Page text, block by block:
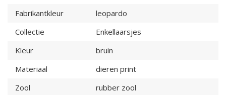
Fabrikantkleur
leopardo
Collectie
Enkellaarsjes
Kleur
bruin
Materiaal
dieren print
Zool
rubber zool